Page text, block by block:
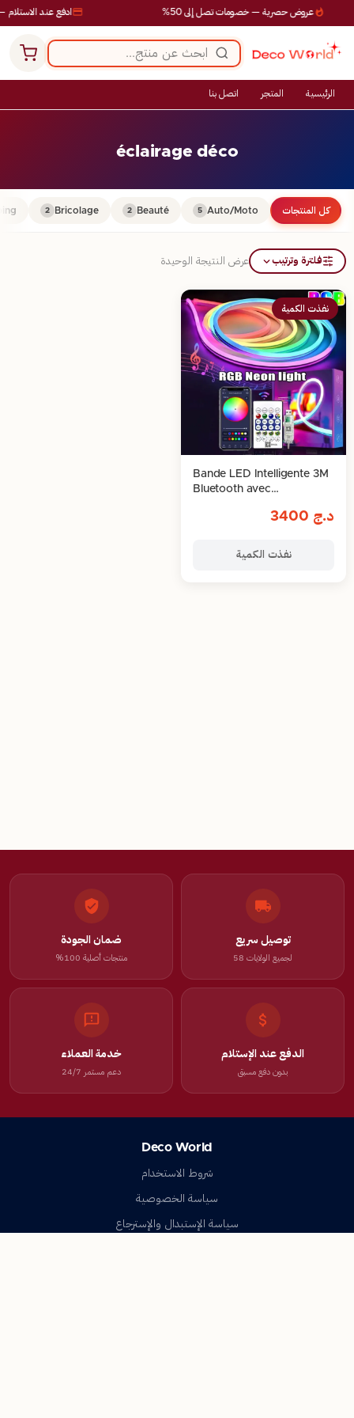
ادفع عند الاستلام عروض حصرية — خصومات تصل إلى 50%
الرئيسية المتجر اتصل بنا
éclairage déco
كل المنتجات Auto/Moto
5
Beauté
2
Bricolage
2
فلترة وترتيب عرض النتيجة الوحيدة
نفذت الكمية
Bande LED Intelligente 3M
Bluetooth avec
د.ج
نفذت الكمية
توصيل سريع
لجميع الولايات 58
ضمان الجودة
منتجات أصلية 100%
الدفع عند الإستلام
بدون دفع مسبق
خدمة العملاء
دعم مستمر 24/7
Deco World
شروط الاستخدام
سياسة الخصوصية
سياسة الإستبدال والإسترجاع